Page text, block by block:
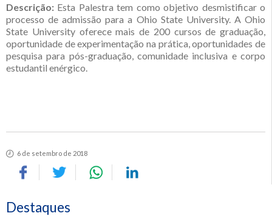
Descrição: Esta Palestra tem como objetivo desmistificar o
processo de admissão para a Ohio State University. A Ohio
State University oferece mais de 200 cursos de graduação,
oportunidade de experimentação na prática, oportunidades de
pesquisa para pós-graduação, comunidade inclusiva e corpo
estudantil enérgico.
6 de setembro de 2018
Destaques